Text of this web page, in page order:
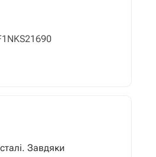
Завдяки